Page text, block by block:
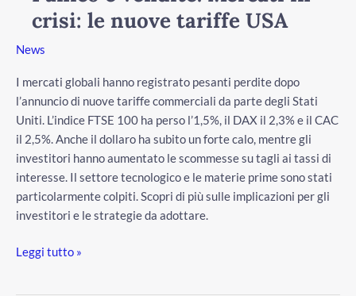
crisi: le nuove tariffe USA
News
I mercati globali hanno registrato pesanti perdite dopo
l’annuncio di nuove tariffe commerciali da parte degli Stati
Uniti. L’indice FTSE 100 ha perso l’1,5%, il DAX il 2,3% e il CAC
il 2,5%. Anche il dollaro ha subito un forte calo, mentre gli
investitori hanno aumentato le scommesse su tagli ai tassi di
interesse. Il settore tecnologico e le materie prime sono stati
particolarmente colpiti. Scopri di più sulle implicazioni per gli
investitori e le strategie da adottare.
crisi:
nuove
tariffe
USA
Leggi tutto »